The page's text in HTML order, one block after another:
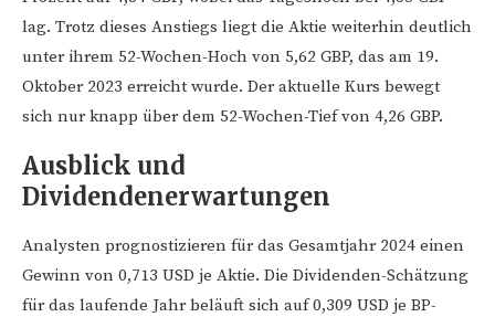
lag. Trotz dieses Anstiegs liegt die Aktie weiterhin deutlich
unter ihrem 52-Wochen-Hoch von 5,62 GBP, das am 19.
Oktober 2023 erreicht wurde. Der aktuelle Kurs bewegt
sich nur knapp über dem 52-Wochen-Tief von 4,26 GBP.
Ausblick und
Dividendenerwartungen
Analysten prognostizieren für das Gesamtjahr 2024 einen
Gewinn von 0,713 USD je Aktie. Die Dividenden-Schätzung
für das laufende Jahr beläuft sich auf 0,309 USD je BP-